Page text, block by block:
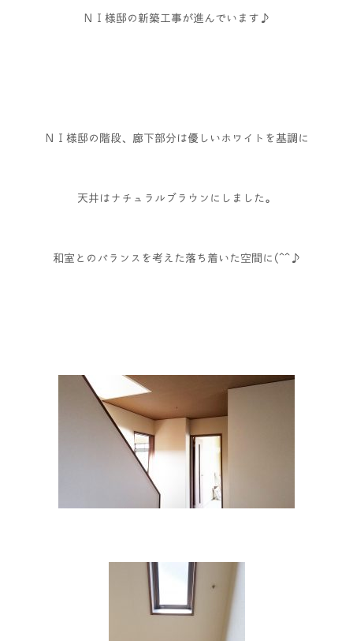
ＮＩ様邸の新築工事が進んでいます♪
ＮＩ様邸の階段、廊下部分は優しいホワイトを基調に
天井はナチュラルブラウンにしました。
和室とのバランスを考えた落ち着いた空間に(^^♪